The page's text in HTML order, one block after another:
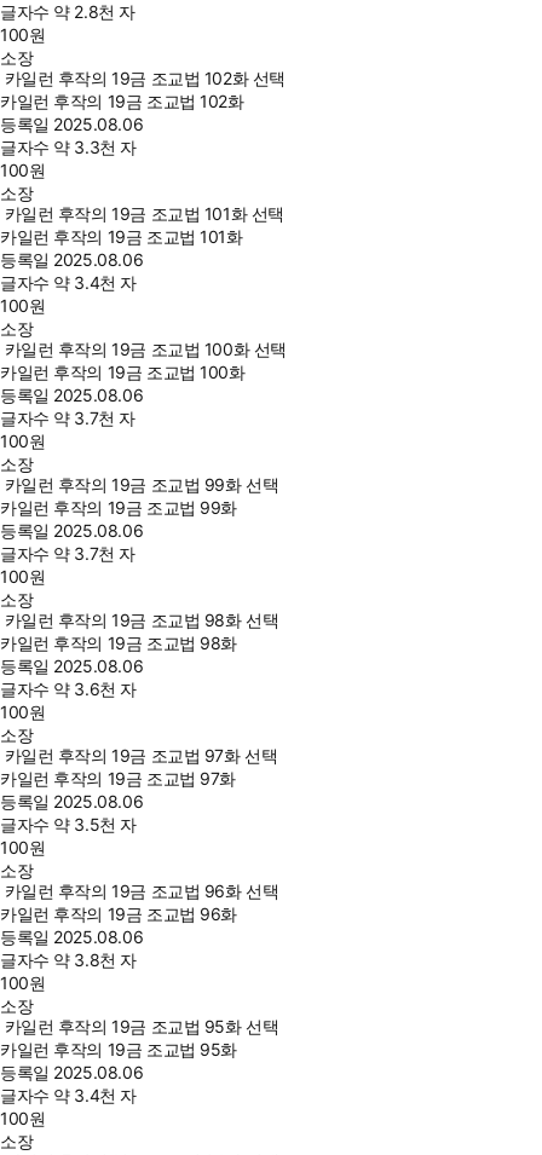
글자수 약 2.8천 자
100원
소장
카일런 후작의 19금 조교법 102화 선택
카일런 후작의 19금 조교법 102화
등록일 2025.08.06
글자수 약 3.3천 자
100원
소장
카일런 후작의 19금 조교법 101화 선택
카일런 후작의 19금 조교법 101화
등록일 2025.08.06
글자수 약 3.4천 자
100원
소장
카일런 후작의 19금 조교법 100화 선택
카일런 후작의 19금 조교법 100화
등록일 2025.08.06
글자수 약 3.7천 자
100원
소장
카일런 후작의 19금 조교법 99화 선택
카일런 후작의 19금 조교법 99화
등록일 2025.08.06
글자수 약 3.7천 자
100원
소장
카일런 후작의 19금 조교법 98화 선택
카일런 후작의 19금 조교법 98화
등록일 2025.08.06
글자수 약 3.6천 자
100원
소장
카일런 후작의 19금 조교법 97화 선택
카일런 후작의 19금 조교법 97화
등록일 2025.08.06
글자수 약 3.5천 자
100원
소장
카일런 후작의 19금 조교법 96화 선택
카일런 후작의 19금 조교법 96화
등록일 2025.08.06
글자수 약 3.8천 자
100원
소장
카일런 후작의 19금 조교법 95화 선택
카일런 후작의 19금 조교법 95화
등록일 2025.08.06
글자수 약 3.4천 자
100원
소장